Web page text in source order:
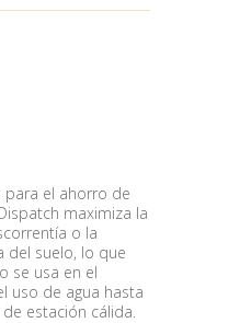
el ahorro de
maximiza la
o la
del suelo, lo que
se usa en el
uso de agua hasta
estación cálida.